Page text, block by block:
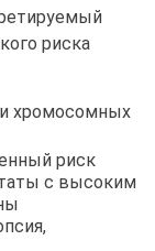
риска
хромосомных
риск
с высоким